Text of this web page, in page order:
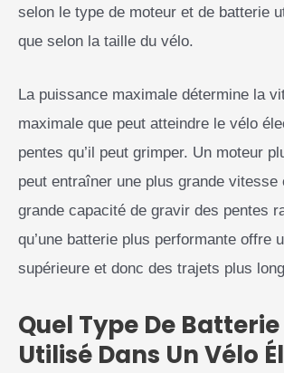
selon le type de moteur et de batterie
que selon la taille du vélo.
La puissance maximale détermine la
maximale que peut atteindre le vélo
pentes qu’il peut grimper. Un moteur
peut entraîner une plus grande vitesse
grande capacité de gravir des pentes
qu’une batterie plus performante offre
supérieure et donc des trajets plus
Quel Type De Batterie
Utilisé Dans Un Vélo